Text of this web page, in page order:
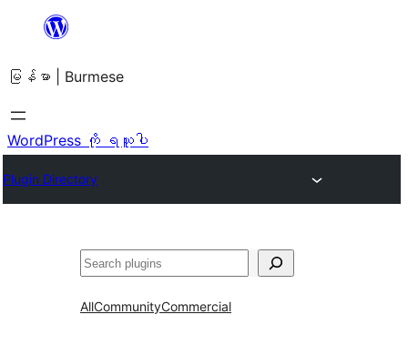
အကြောင်းအရာ
ကျော်သွား
ရန်
မြန်မာ | Burmese
WordPress ကို ရယူပါ
Plugin Directory
ရှာ
AllCommunityCommercial